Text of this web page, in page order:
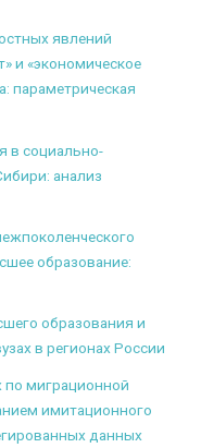
явлений
и «экономическое
параметрическая
в социально-
анализ
образование:
образования и
в регионах России
миграционной
имитационного
данных